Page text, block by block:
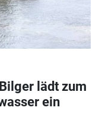
lädt zum
ein